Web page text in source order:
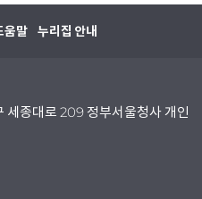
움말 누리집 안내
세종대로 209 정부서울청사 개인